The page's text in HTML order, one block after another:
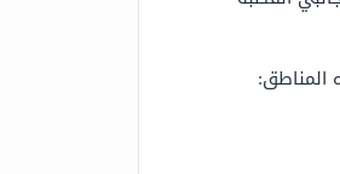
المناطق: